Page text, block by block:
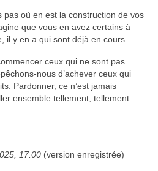
pas où en est la construction de vos
que vous en avez certains à
il y en a qui sont déjà en cours…
ceux qui ne sont pas
nous d’achever ceux qui
Pardonner, ce n’est jamais
ensemble tellement, tellement
17.00 (version enregistrée)